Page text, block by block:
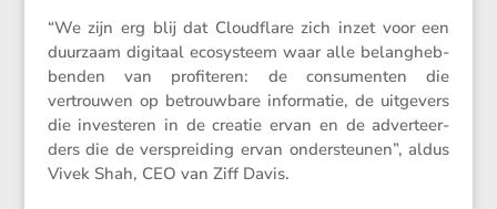
“We zijn erg blij dat Cloud­flare zich inzet voor een
duurzaam digitaal ecosys­teem waar alle belang­heb­
benden van profi­teren: de consu­menten die
vertrouwen op betrouw­bare infor­matie, de uitge­vers
die inves­teren in de creatie ervan en de adver­teer­
ders die de versprei­ding ervan onder­steunen”, aldus
Vivek Shah, CEO van Ziff Davis.